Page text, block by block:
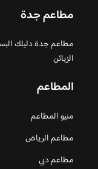
مطاعم جدة
مطاعم جدة دليلك
الزبائن
المطاعم
منيو المطاعم
مطاعم الرياض
مطاعم دبي